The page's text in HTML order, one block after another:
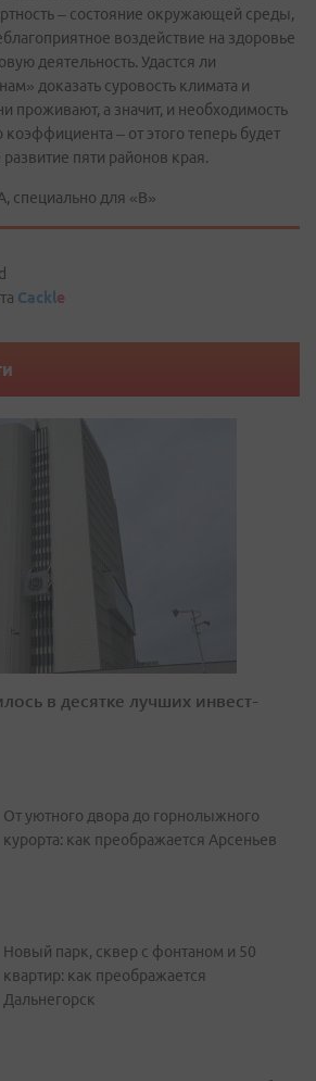
– состояние окружающей среды,
воздействие на здоровье
деятельность. Удастся ли
доказать суровость климата и
проживают, а значит, и необходимость
коэффициента – от этого теперь будет
пяти районов края.
специально для «В»
Cackle
в десятке лучших инвест-
От уютного двора до горнолыжного
курорта: как преображается Арсеньев
Новый парк, сквер с фонтаном и 50
квартир: как преображается
Дальнегорск